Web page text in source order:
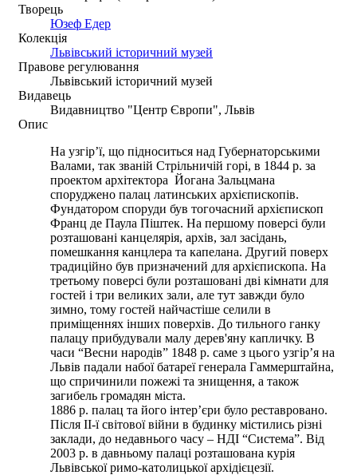
Творець
Юзеф Едер
Колекція
Львівський історичний музей
Правове регулювання
Львівський історичний музей
Видавець
Видавництво "Центр Європи", Львів
Опис
На узгір’ї, що підноситься над Губернаторськими
Валами, так званій Стрільничій горі, в 1844 р. за
проектом архітектора Йогана Зальцмана
споруджено палац латинських архієпископів.
Фундатором споруди був тогочасний архієпископ
Франц де Паула Піштек. На першому поверсі були
розташовані канцелярія, архів, зал засідань,
помешкання канцлера та капелана. Другий поверх
традиційно був призначений для архієпископа. На
третьому поверсі були розташовані дві кімнати для
гостей і три великих зали, але тут завжди було
зимно, тому гостей найчастіше селили в
приміщеннях інших поверхів. До тильного ганку
палацу прибудували малу дерев'яну капличку. В
часи “Весни народів” 1848 р. саме з цього узгір’я на
Львів падали набої батареї генерала Гаммерштайна,
що спричинили пожежі та знищення, а також
загибель громадян міста.
1886 р. палац та його інтер’єри було реставровано.
Після ІІ-ї світової війни в будинку містились різні
заклади, до недавнього часу – НДІ “Система”. Від
2003 р. в давньому палаці розташована курія
Львівської римо-католицької архідієцезії.